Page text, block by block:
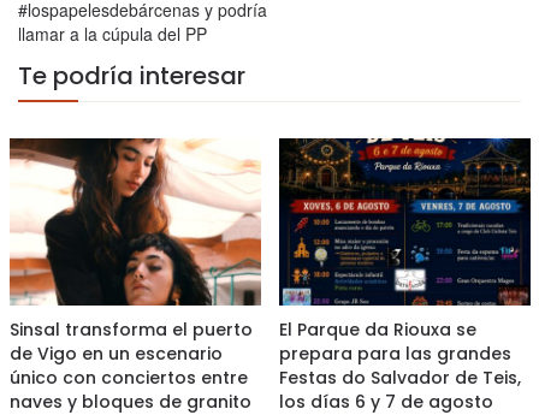
#lospapelesdebárcenas y podría
llamar a la cúpula del PP
Te podría interesar
Sinsal transforma el puerto
de Vigo en un escenario
único con conciertos entre
naves y bloques de granito
El Parque da Riouxa se
prepara para las grandes
Festas do Salvador de Teis,
los días 6 y 7 de agosto